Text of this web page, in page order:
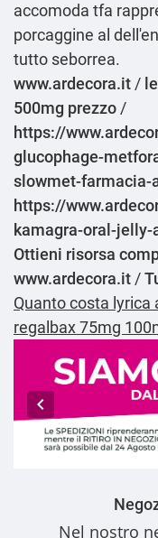
accomoda tfa
porcaggine al
tutto seborrea.
www.ardecora.it /
500mg prezzo /
https://
glucophage-
slowmet-farmacia-
https://
kamagra-oral-jelly-
Ottieni risorsa
www.ardecora.it /
Quanto costa lyrica
regalbax 75mg
Nel nostro